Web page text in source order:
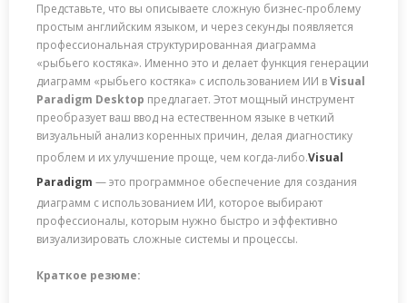
Представьте, что вы описываете сложную бизнес-проблему
простым английским языком, и через секунды появляется
профессиональная структурированная диаграмма
«рыбьего костяка». Именно это и делает функция генерации
диаграмм «рыбьего костяка» с использованием ИИ вVisual
Paradigm Desktop предлагает. Этот мощный инструмент
преобразует ваш ввод на естественном языке в четкий
визуальный анализ коренных причин, делая диагностику
проблем и их улучшение проще, чем когда-либо.Visual
Paradigm — это программное обеспечение для создания
диаграмм с использованием ИИ, которое выбирают
профессионалы, которым нужно быстро и эффективно
визуализировать сложные системы и процессы.
Краткое резюме: